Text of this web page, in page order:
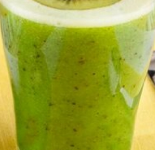
Недвижимость
Спорт и фитнес
Психология и отношения
Творчество и рукоделие
Разное
Работа и бизнес
Животные